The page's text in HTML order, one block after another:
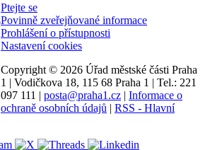
Ptejte se
Povinně zveřejňované informace
Prohlášení o přístupnosti
Nastavení cookies
Copyright © 2026 Úřad městské části Praha
1 | Vodičkova 18, 115 68 Praha 1 | Tel.: 221
097 111 | posta@praha1.cz | Informace o
ochraně osobních údajů | RSS - Hlavní